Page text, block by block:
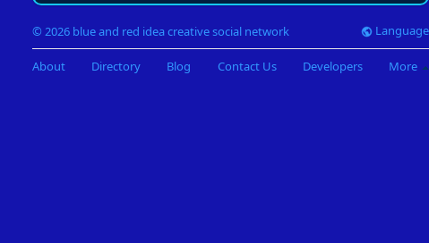
© 2026 blue and red idea creative social network Language
About Directory Blog Contact Us Developers More